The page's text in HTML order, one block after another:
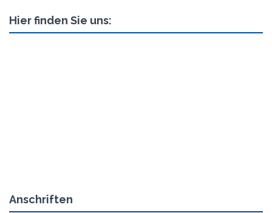
Hier finden Sie uns:
Anschriften